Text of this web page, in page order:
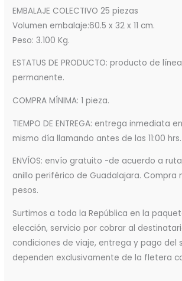
EMBALAJE COLECTIVO 25 piezas
Volumen embalaje:60.5 x 32 x 11 cm.
Peso: 3.100 Kg.
ESTATUS DE PRODUCTO: producto de
permanente.
COMPRA MÍNIMA: 1 pieza.
TIEMPO DE ENTREGA: entrega inmediata
mismo día llamando antes de las 11:00 hrs.
ENVÍOS: envío gratuito -de acuerdo a
anillo periférico de Guadalajara. Compra
pesos.
Surtimos a toda la República en la
elección, servicio por cobrar al
condiciones de viaje, entrega y pago del
dependen exclusivamente de la fletera